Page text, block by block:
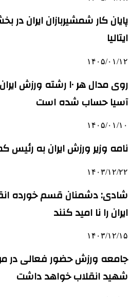
پایان کار شمشیربازان ایران
ایتالیا
۱۴۰۵/۰۱/۱۲
روی مدال هر ۱۰ رشته
آسیا حساب شده است
۱۴۰۵/۰۱/۱۰
نامه وزیر ورزش ایران به رئیس
۱۴۰۳/۱۲/۲۲
شادی: دشمنان قسم خورده
ایران را نا امید کنند
۱۴۰۳/۱۲/۱۵
جامعه ورزش حضور فعالی در
شهید انقلاب خواهد داشت